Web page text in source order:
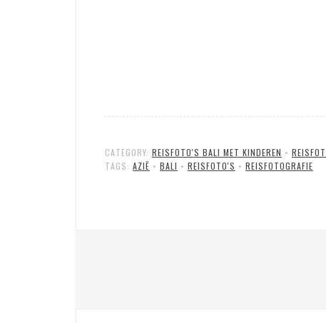
CATEGORY: REISFOTO'S BALI MET KINDEREN •
TAGS: AZIË • BALI • REISFOTO'S • REISFOTOGRAFIE